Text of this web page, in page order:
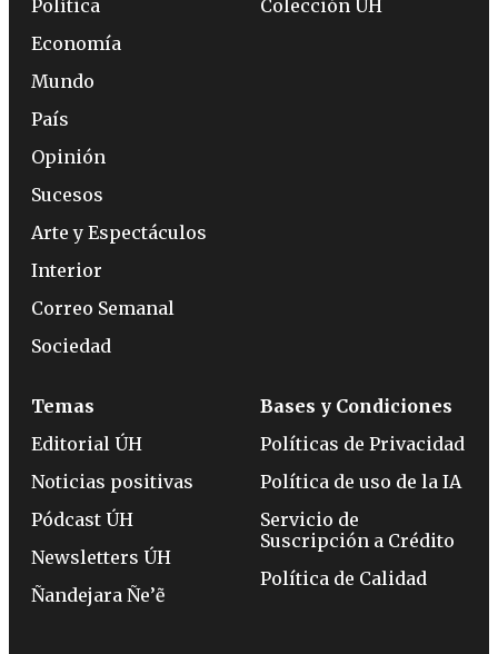
Política
Economía
Mundo
País
Opinión
Sucesos
Arte y Espectáculos
Interior
Correo Semanal
Sociedad
Colección ÚH
Temas
Editorial ÚH
Noticias positivas
Pódcast ÚH
Newsletters ÚH
Ñandejara Ñe’ẽ
Bases y Condiciones
Políticas de Privacidad
Política de uso de la IA
Servicio de
Suscripción a Crédito
Política de Calidad